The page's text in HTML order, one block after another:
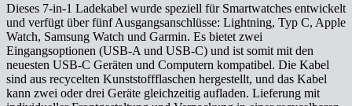
Dieses 7-in-1 Ladekabel wurde speziell für Smartwatches entwickelt
und verfügt über fünf Ausgangsanschlüsse: Lightning, Typ C, Apple
Watch, Samsung Watch und Garmin. Es bietet zwei
Eingangsoptionen (USB-A und USB-C) und ist somit mit den
neuesten USB-C Geräten und Computern kompatibel. Die Kabel
sind aus recycelten Kunststoffflaschen hergestellt, und das Kabel
kann zwei oder drei Geräte gleichzeitig aufladen. Lieferung mit